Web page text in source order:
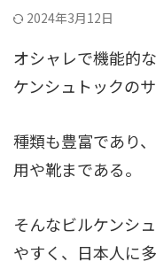
2024年3月12日
オシャレで機能的
ケンシュトックの
種類も豊富であり
用や靴まである。
そんなビルケンシ
やすく、日本人に